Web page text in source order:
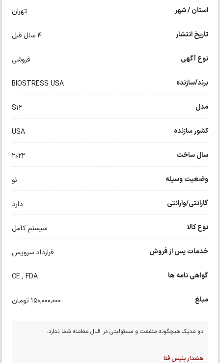
استان / شهر تهران
تاریخ انتشار 4 سال قبل
نوع آگهی فروشی
برند/سازنده BIOSTRESS USA
مدل S12
کشور سازنده USA
سال ساخت 2022
وضعیت وسیله نو
گارانتی/وارانتی دارد
نوع کالا سیستم کامل
خدمات پس از فروش قرارداد سرویس
گواهی نامه ها CE , FDA
مبلغ 150,000,000 تومان
دو مدیک هیچگونه منفعت و مسئولیتی در قبال معامله شما ندارد.
هشدار پلیس فتا